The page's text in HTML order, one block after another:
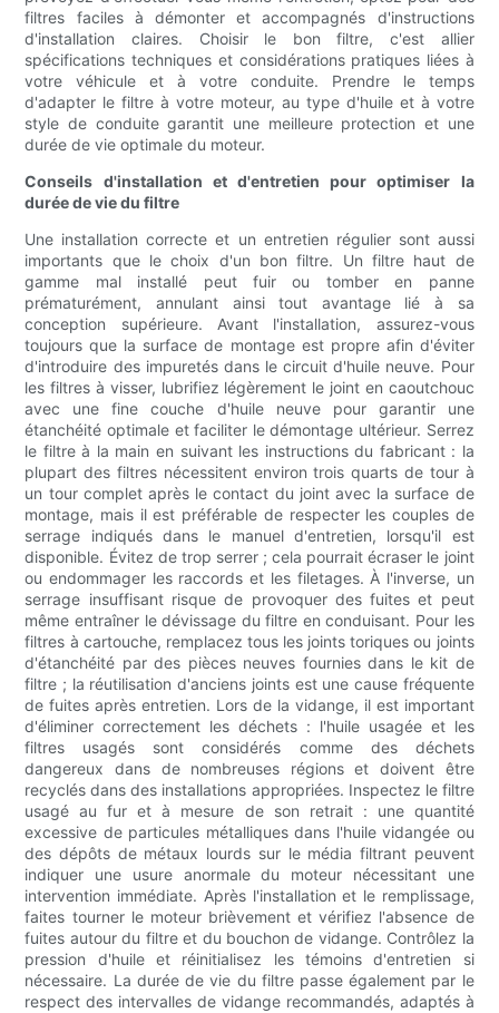
filtres faciles à démonter et accompagnés d'instructions
d'installation claires. Choisir le bon filtre, c'est allier
spécifications techniques et considérations pratiques liées à
votre véhicule et à votre conduite. Prendre le temps
d'adapter le filtre à votre moteur, au type d'huile et à votre
style de conduite garantit une meilleure protection et une
durée de vie optimale du moteur.
Conseils d'installation et d'entretien pour optimiser la
durée de vie du filtre
Une installation correcte et un entretien régulier sont aussi
importants que le choix d'un bon filtre. Un filtre haut de
gamme mal installé peut fuir ou tomber en panne
prématurément, annulant ainsi tout avantage lié à sa
conception supérieure. Avant l'installation, assurez-vous
toujours que la surface de montage est propre afin d'éviter
d'introduire des impuretés dans le circuit d'huile neuve. Pour
les filtres à visser, lubrifiez légèrement le joint en caoutchouc
avec une fine couche d'huile neuve pour garantir une
étanchéité optimale et faciliter le démontage ultérieur. Serrez
le filtre à la main en suivant les instructions du fabricant : la
plupart des filtres nécessitent environ trois quarts de tour à
un tour complet après le contact du joint avec la surface de
montage, mais il est préférable de respecter les couples de
serrage indiqués dans le manuel d'entretien, lorsqu'il est
disponible. Évitez de trop serrer ; cela pourrait écraser le joint
ou endommager les raccords et les filetages. À l'inverse, un
serrage insuffisant risque de provoquer des fuites et peut
même entraîner le dévissage du filtre en conduisant. Pour les
filtres à cartouche, remplacez tous les joints toriques ou joints
d'étanchéité par des pièces neuves fournies dans le kit de
filtre ; la réutilisation d'anciens joints est une cause fréquente
de fuites après entretien. Lors de la vidange, il est important
d'éliminer correctement les déchets : l'huile usagée et les
filtres usagés sont considérés comme des déchets
dangereux dans de nombreuses régions et doivent être
recyclés dans des installations appropriées. Inspectez le filtre
usagé au fur et à mesure de son retrait : une quantité
excessive de particules métalliques dans l'huile vidangée ou
des dépôts de métaux lourds sur le média filtrant peuvent
indiquer une usure anormale du moteur nécessitant une
intervention immédiate. Après l'installation et le remplissage,
faites tourner le moteur brièvement et vérifiez l'absence de
fuites autour du filtre et du bouchon de vidange. Contrôlez la
pression d'huile et réinitialisez les témoins d'entretien si
nécessaire. La durée de vie du filtre passe également par le
respect des intervalles de vidange recommandés, adaptés à